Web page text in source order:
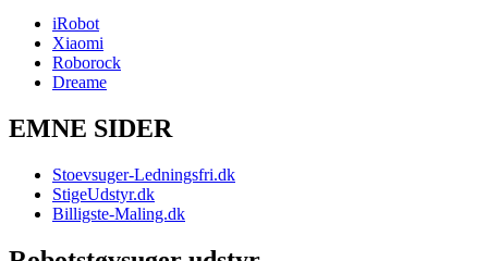
iRobot
Xiaomi
Roborock
Dreame
EMNE SIDER
Stoevsuger-Ledningsfri.dk
StigeUdstyr.dk
Billigste-Maling.dk